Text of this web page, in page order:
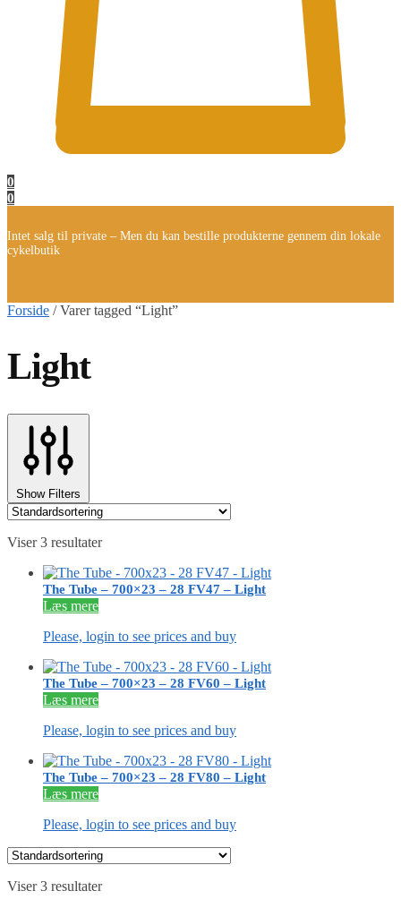
0
0
Intet salg til private – Men du kan bestille produkterne gennem din lokale
cykelbutik
Forside /Varer tagged “Light”
Light
Show Filters
Viser 3 resultater
The Tube – 700×23 – 28 FV47 – Light
Læs mere
Please, login to see prices and buy
The Tube – 700×23 – 28 FV60 – Light
Læs mere
Please, login to see prices and buy
The Tube – 700×23 – 28 FV80 – Light
Læs mere
Please, login to see prices and buy
Viser 3 resultater